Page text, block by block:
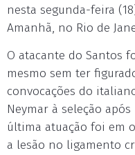
nesta segunda-feira
Amanhã, no Rio de
O atacante do Santos
mesmo sem ter
convocações do
Neymar à seleção
última atuação foi em
a lesão no ligamento